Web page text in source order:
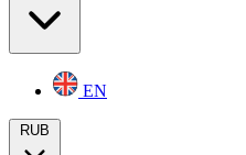
EN
RUB